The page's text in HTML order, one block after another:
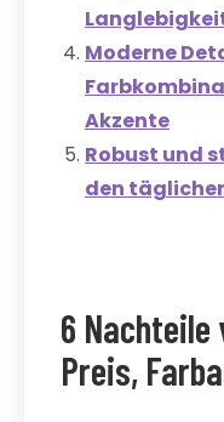
Moderne
Akzente
Robust und
den
6 Nachteile
Preis,